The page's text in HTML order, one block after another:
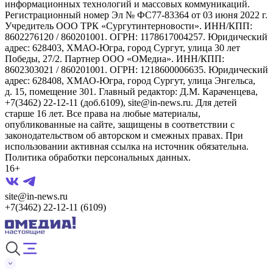
информационных технологий и массовых коммуникаций.
Регистрационный номер Эл № ФС77-83364 от 03 июня 2022 г.
Учредитель ООО ТРК «Сургутинтерновости». ИНН/КПП:
8602276120 / 860201001. ОГРН: 1178617004257. Юридический
адрес: 628403, ХМАО-Югра, город Сургут, улица 30 лет
Победы, 27/2. Партнер ООО «ОМедиа». ИНН/КПП:
8602303021 / 860201001. ОГРН: 1218600006635. Юридический
адрес: 628408, ХМАО-Югра, город Сургут, улица Энгельса,
д. 15, помещение 301. Главный редактор: Д.М. Караченцева,
+7(3462) 22-12-11 (доб.6109), site@in-news.ru. Для детей
старше 16 лет. Все права на любые материалы,
опубликованные на сайте, защищены в соответствии с
законодательством об авторском и смежных правах. При
использовании активная ссылка на источник обязательна.
Политика обработки персональных данных.
16+
site@in-news.ru
+7(3462) 22-12-11 (6109)